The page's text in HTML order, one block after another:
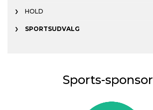
HOLD
SPORTSUDVALG
Sports-sponsor